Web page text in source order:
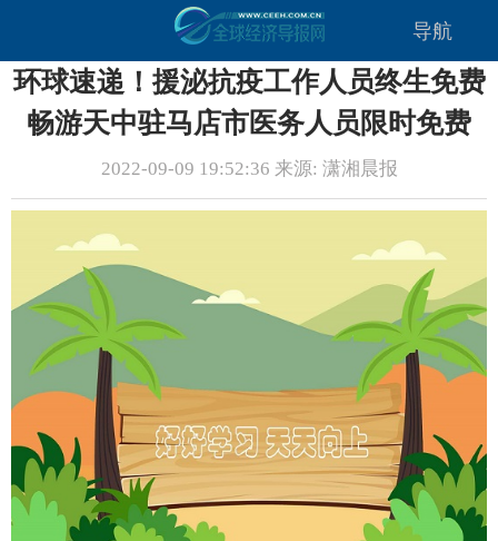
导航
环球速递！援泌抗疫工作人员终生免费
畅游天中驻马店市医务人员限时免费
2022-09-09 19:52:36 来源: 潇湘晨报